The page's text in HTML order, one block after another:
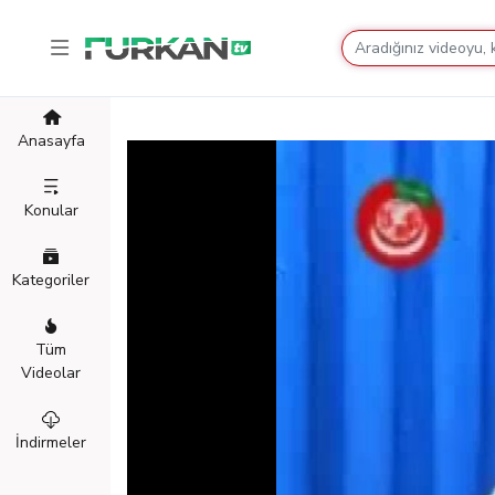
Anasayfa
Konular
Kategoriler
Tüm
Videolar
İndirmeler